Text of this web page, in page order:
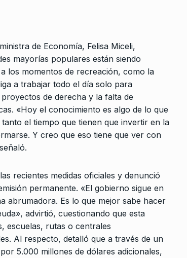
de Economía, Felisa Miceli,
mayorías populares están siendo
los momentos de recreación, como la
a trabajar todo el día solo para
de derecha y la falta de
«Hoy el conocimiento es algo de lo que
el tiempo que tienen que invertir en la
Y creo que eso tiene que ver con
recientes medidas oficiales y denunció
permanente. «El gobierno sigue en
abrumadora. Es lo que mejor sabe hacer
advirtió, cuestionando que esta
escuelas, rutas o centrales
Al respecto, detalló que a través de un
5.000 millones de dólares adicionales,
8
de…
LA VUELTA COMPLETA
9
Escala el conflicto entre EEUU e
Irán
CABALLERO DE DÍA
12 De Mayo De
2026
10
hubiese sido el mismo sin…
ALERTA! 7 De Diciembre De 2023